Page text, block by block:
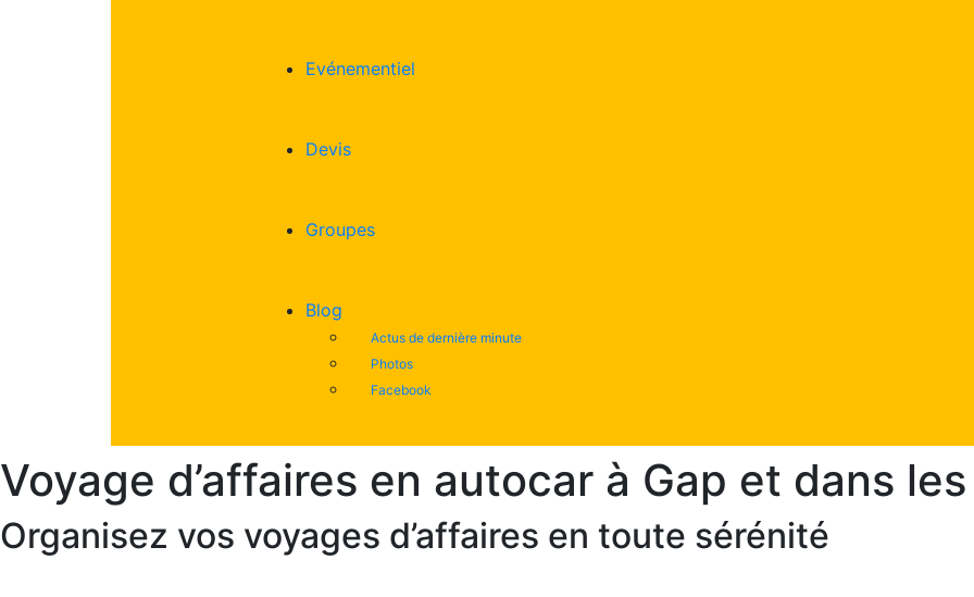
Evénementiel
Devis
Groupes
Blog
Actus de dernière minute
Photos
Facebook
Voyage d’affaires en autocar à Gap et dans
Organisez vos voyages d’affaires en toute sérénité